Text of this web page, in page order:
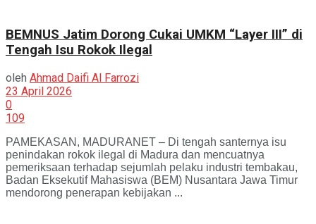
BEMNUS Jatim Dorong Cukai UMKM “Layer III” di
Tengah Isu Rokok Ilegal
oleh Ahmad Daifi Al Farrozi
23 April 2026
0
109
PAMEKASAN, MADURANET – Di tengah santernya isu
penindakan rokok ilegal di Madura dan mencuatnya
pemeriksaan terhadap sejumlah pelaku industri tembakau,
Badan Eksekutif Mahasiswa (BEM) Nusantara Jawa Timur
mendorong penerapan kebijakan ...